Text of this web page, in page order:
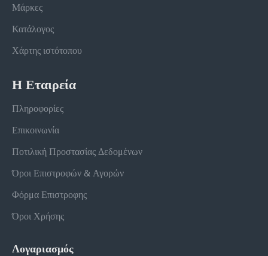
Μάρκες
Κατάλογος
Χάρτης ιστότοπου
Η Εταιρεία
Πληροφορίες
Επικοινωνία
Ποτιλική Προστασίας Δεδομένων
Όροι Επιστροφών & Αγορών
Φόρμα Επιστροφης
Όροι Χρήσης
Λογαριασμός